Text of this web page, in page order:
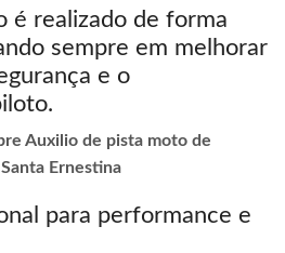
é realizado de forma
sempre em melhorar
e o
Auxilio de pista moto de
Ernestina
para performance e